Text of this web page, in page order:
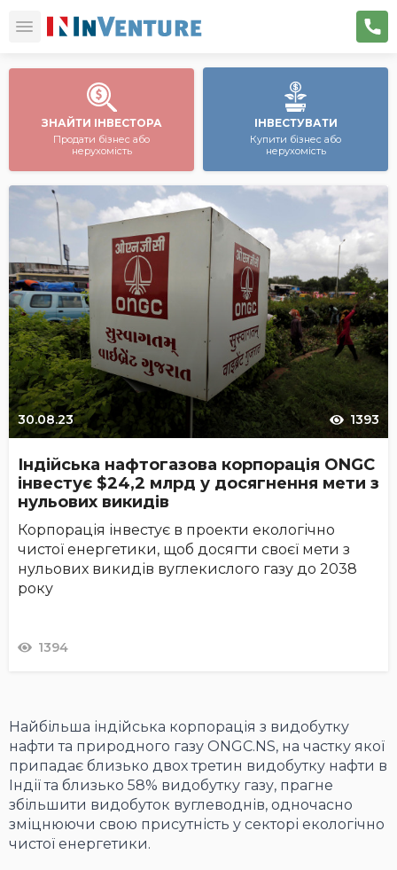
ЗНАЙТИ ІНВЕСТОРА
Продати бізнес або
нерухомість
ІНВЕСТУВАТИ
Купити бізнес або
нерухомість
30.08.23 1393
Індійська нафтогазова корпорація ONGC
інвестує $24,2 млрд у досягнення мети з
нульових викидів
Корпорація інвестує в проекти екологічно
чистої енергетики, щоб досягти своєї мети з
нульових викидів вуглекислого газу до 2038
року
1394
Найбільша індійська корпорація з видобутку
нафти та природного газу ONGC.NS, на частку якої
припадає близько двох третин видобутку нафти в
Індії та близько 58% видобутку газу, прагне
збільшити видобуток вуглеводнів, одночасно
зміцнюючи свою присутність у секторі екологічно
чистої енергетики.